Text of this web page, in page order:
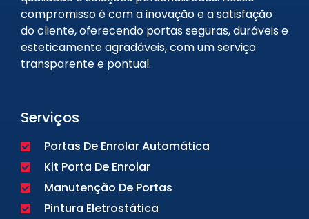
compromisso é com a inovação e a satisfação
do cliente, oferecendo portas seguras, duráveis e
esteticamente agradáveis, com um serviço
transparente e pontual.
Serviços
Portas De Enrolar Automática
Kit Porta De Enrolar
Manutenção De Portas
Pintura Eletrostática